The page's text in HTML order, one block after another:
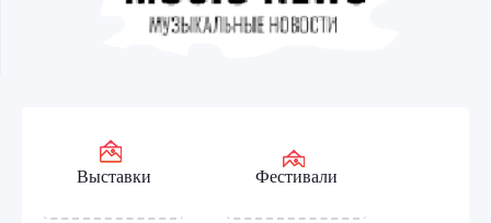
Выставки Фестивали